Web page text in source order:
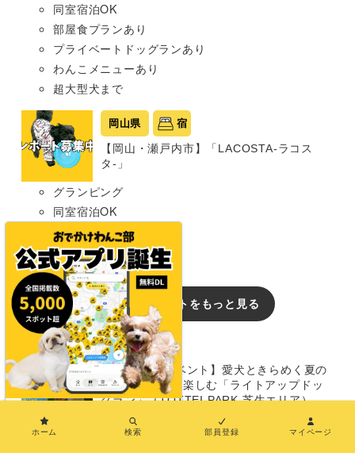
同室宿泊OK
部屋食プランあり
プライベートドッグランあり
わんこメニューあり
超大型犬まで
岡山県 宿
【岡山・瀬戸内市】「LACOSTA-ラコス
タ-」
グランピング
同室宿泊OK
部屋食プランあり
中型犬まで
おでかけレポートをもっと見る
イベント
【兵庫/犬のイベント】愛犬ときらめく夏の
ナイトタイムを楽しむ「ライトアップドッ
グラン」（TOTTEI PARK 芝生エリア）
8/14〜16
ホーム 検索 部員登録 マイページ